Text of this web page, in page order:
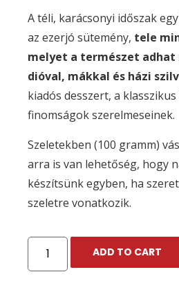
A téli, karácsonyi időszak
az ezerjó sütemény, tele
melyet a természet adhat
dióval, mákkal és házi
kiadós desszert, a
finomságok szerelmeseinek.
Szeletekben (100 gramm)
arra is van lehetőség, hogy
készítsünk egyben, ha
szeletre vonatkozik.
ADD TO CART